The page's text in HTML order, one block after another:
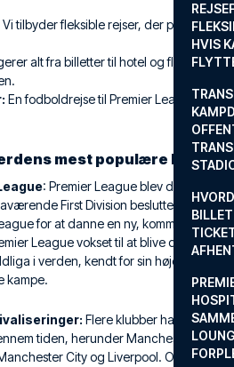
HVIS
Vi tilbyder fleksible rejser, der passer til
alt fra billetter til hotel og fly, så du
En fodboldrejse til Premier League er
mest populære liga
: Premier League blev dannet i
First Division besluttede at
for at danne en ny, kommercielt
League vokset til at blive den
i verden, kendt for sin høje
kampe.
Flere klubber har
tiden, herunder Manchester
City og Liverpool. Opgør